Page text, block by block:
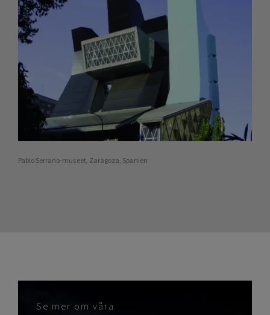
Pablo Serrano-museet, Zaragoza, Spanien
Se mer om våra